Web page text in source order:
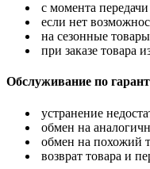
с момента
если нет
на сезонные
при заказе товара
Обслуживание по
устранение
обмен на
обмен на похожий
возврат товара и